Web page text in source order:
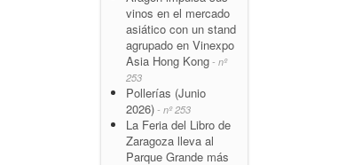
vinos en el mercado
asiático con un stand
agrupado en Vinexpo
Asia Hong Kong - nº
253
Pollerías (Junio
2026) - nº 253
La Feria del Libro de
Zaragoza lleva al
Parque Grande más